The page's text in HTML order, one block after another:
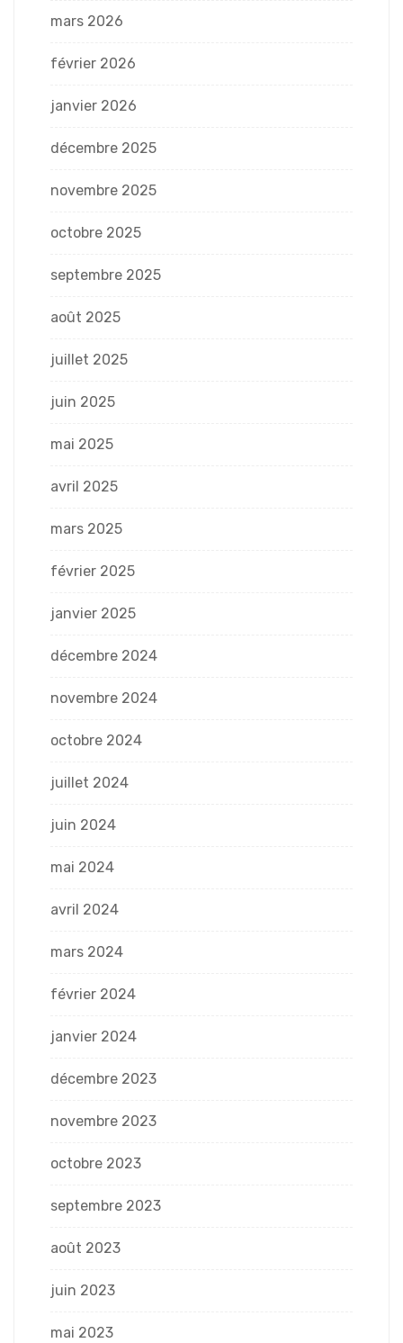
mars 2026
février 2026
janvier 2026
décembre 2025
novembre 2025
octobre 2025
septembre 2025
août 2025
juillet 2025
juin 2025
mai 2025
avril 2025
mars 2025
février 2025
janvier 2025
décembre 2024
novembre 2024
octobre 2024
juillet 2024
juin 2024
mai 2024
avril 2024
mars 2024
février 2024
janvier 2024
décembre 2023
novembre 2023
octobre 2023
septembre 2023
août 2023
juin 2023
mai 2023